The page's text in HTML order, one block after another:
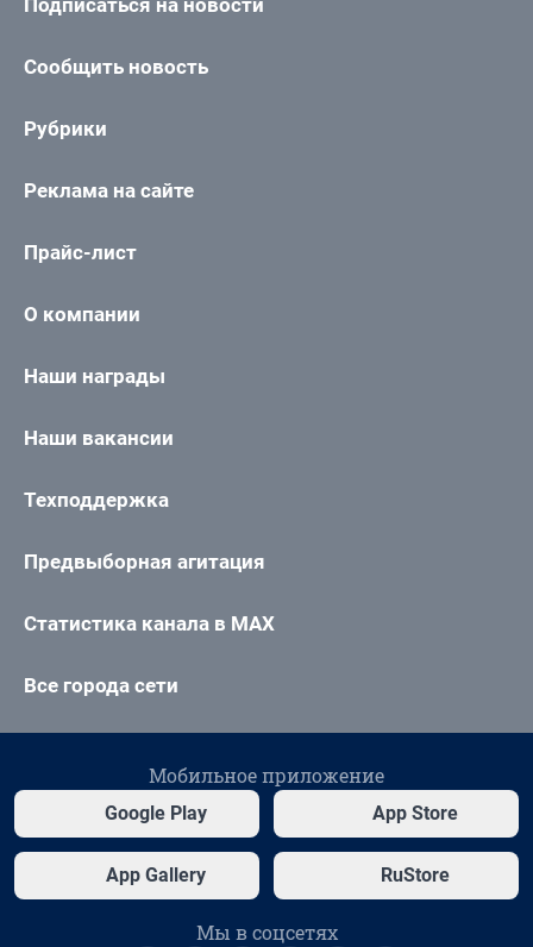
Подписаться на новости
Сообщить новость
Рубрики
Реклама на сайте
Прайс-лист
О компании
Наши награды
Наши вакансии
Техподдержка
Предвыборная агитация
Статистика канала в MAX
Все города сети
Мобильное приложение
Google Play App Store
App Gallery RuStore
Мы в соцсетях